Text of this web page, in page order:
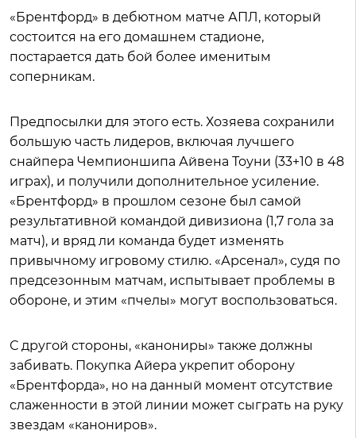
«Брентфорд» в дебютном матче АПЛ, который
состоится на его домашнем стадионе,
постарается дать бой более именитым
соперникам.
Предпосылки для этого есть. Хозяева сохранили
большую часть лидеров, включая лучшего
снайпера Чемпионшипа Айвена Тоуни (33+10 в 48
играх), и получили дополнительное усиление.
«Брентфорд» в прошлом сезоне был самой
результативной командой дивизиона (1,7 гола за
матч), и вряд ли команда будет изменять
привычному игровому стилю. «Арсенал», судя по
предсезонным матчам, испытывает проблемы в
обороне, и этим «пчелы» могут воспользоваться.
С другой стороны, «канониры» также должны
забивать. Покупка Айера укрепит оборону
«Брентфорда», но на данный момент отсутствие
слаженности в этой линии может сыграть на руку
звездам «канониров».